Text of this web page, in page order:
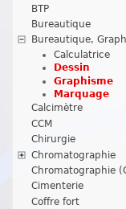
BTP
Bureautique
Bureautique,
Calculatrice
Dessin
Graphisme
Marquage
Calcimètre
CCM
Chirurgie
Chromatographie
Chromatographie
Cimenterie
Coffre fort